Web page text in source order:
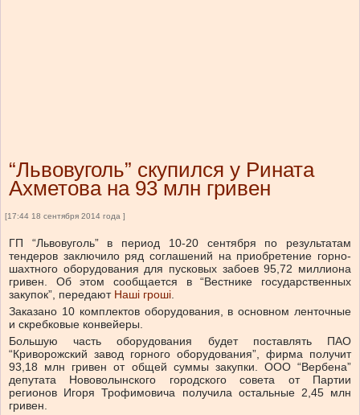
“Львовуголь” скупился у Рината
Ахметова на 93 млн гривен
[17:44 18 сентября 2014 года ]
ГП “Львовуголь” в период 10-20 сентября по результатам
тендеров заключило ряд соглашений на приобретение горно-
шахтного оборудования для пусковых забоев 95,72 миллиона
гривен. Об этом сообщается в “Вестнике государственных
закупок”, передают Наші гроші.
Заказано 10 комплектов оборудования, в основном ленточные
и скребковые конвейеры.
Большую часть оборудования будет поставлять ПАО
“Криворожский завод горного оборудования”, фирма получит
93,18 млн гривен от общей суммы закупки. ООО “Вербена”
депутата Нововолынского городского совета от Партии
регионов Игоря Трофимовича получила остальные 2,45 млн
гривен.